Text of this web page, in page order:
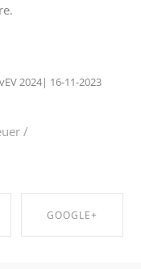
2024| 16-11-2023
/
GOOGLE+